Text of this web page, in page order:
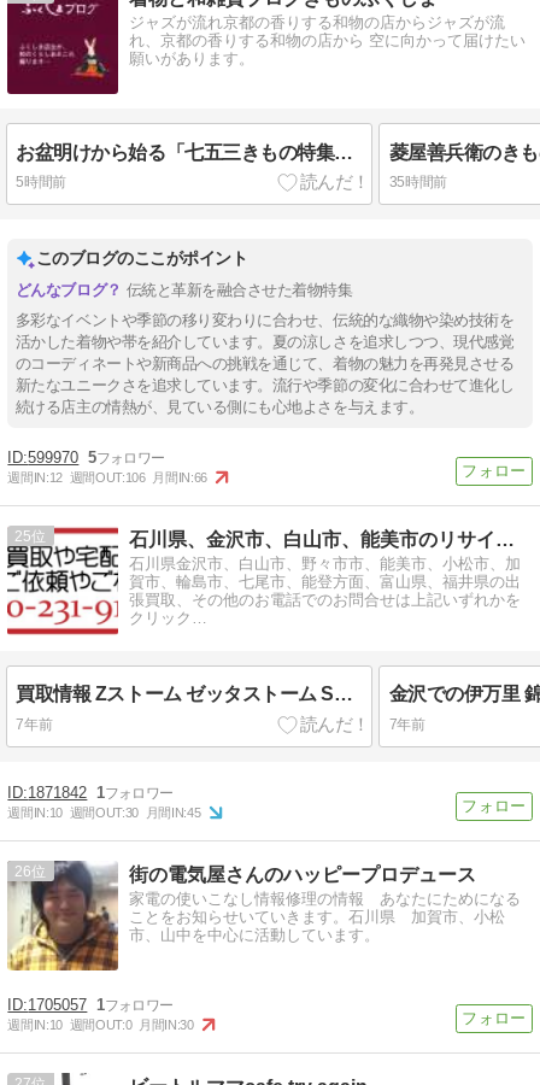
ジャズが流れ京都の香りする和物の店からジャズが流
れ、京都の香りする和物の店から 空に向かって届けたい
願いがあります。
お盆明けから始る「七五三きもの特集」の看板が店頭に立つ/そして横浜より「ゆかたの夕べ」への出席を頂く
5時間前 35時間前
このブログのここがポイント
伝統と革新を融合させた着物特集
多彩なイベントや季節の移り変わりに合わせ、伝統的な織物や染め技術を
活かした着物や帯を紹介しています。夏の涼しさを追求しつつ、現代感覚
のコーディネートや新商品への挑戦を通じて、着物の魅力を再発見させる
新たなユニークさを追求しています。流行や季節の変化に合わせて進化し
続ける店主の情熱が、見ている側にも心地よさを与えます。
599970 5
週間IN:12 週間OUT:106 月間IN:66
25 石川県、金沢市、白山市、能美市のリサイクルショップ、ブラン…
石川県金沢市、白山市、野々市市、能美市、小松市、加
賀市、輪島市、七尾市、能登方面、富山県、福井県の出
張買取、その他のお電話でのお問合せは上記いずれかを
クリック…
買取情報 Zストーム ゼッタストーム SE3196-J サイクロン掃除機1
7年前
金沢での伊万里
7年前
1871842 1
週間IN:10 週間OUT:30 月間IN:45
26 街の電気屋さんのハッピープロデュース
家電の使いこなし情報修理の情報 あなたにためになる
ことをお知らせいていきます。石川県 加賀市、小松
市、山中を中心に活動しています。
1705057 1
週間IN:10 週間OUT:0 月間IN:30